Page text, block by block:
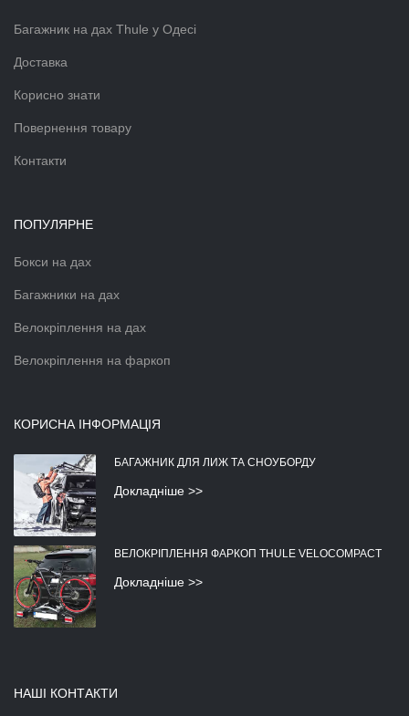
Багажник на дах Thule у Одесі
Доставка
Корисно знати
Повернення товару
Контакти
ПОПУЛЯРНЕ
Бокси на дах
Багажники на дах
Велокріплення на дах
Велокріплення на фаркоп
КОРИСНА ІНФОРМАЦІЯ
БАГАЖНИК ДЛЯ ЛИЖ ТА СНОУБОРДУ
Докладніше >>
ВЕЛОКРІПЛЕННЯ ФАРКОП THULE VELOCOMPACT
Докладніше >>
НАШІ КОНТАКТИ